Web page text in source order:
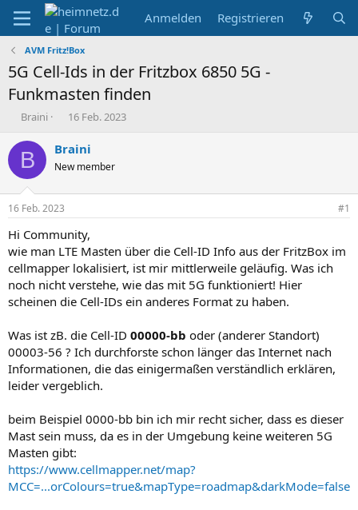
Anmelden Registrieren
AVM Fritz!Box
5G Cell-Ids in der Fritzbox 6850 5G -
Funkmasten finden
E
s
e
Braini
E
s
e
t
a
m
16 Feb. 2023
B Braini
New member
16 Feb. 2023 #1
Hi Community,
wie man LTE Masten über die Cell-ID Info aus der FritzBox im
cellmapper lokalisiert, ist mir mittlerweile geläufig. Was ich
noch nicht verstehe, wie das mit 5G funktioniert! Hier
scheinen die Cell-IDs ein anderes Format zu haben.
Was ist zB. die Cell-ID 00000-bb oder (anderer Standort)
00003-56 ? Ich durchforste schon länger das Internet nach
Informationen, die das einigermaßen verständlich erklären,
leider vergeblich.
beim Beispiel 0000-bb bin ich mir recht sicher, dass es dieser
Mast sein muss, da es in der Umgebung keine weiteren 5G
Masten gibt:
https://www.cellmapper.net/map?
MCC=...orColours=true&mapType=roadmap&darkMode=false